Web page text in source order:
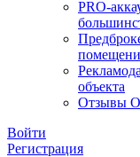
PRO-
объекта
Отзывы
Войти
Регистрация